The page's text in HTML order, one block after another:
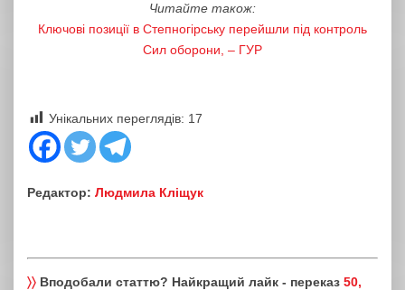
Читайте також:
Ключові позиції в Степногірську перейшли під контроль
Сил оборони, – ГУР
Унікальних переглядів: 17
Редактор: Людмила Кліщук
〉〉 Вподобали статтю? Найкращий лайк - переказ 50,